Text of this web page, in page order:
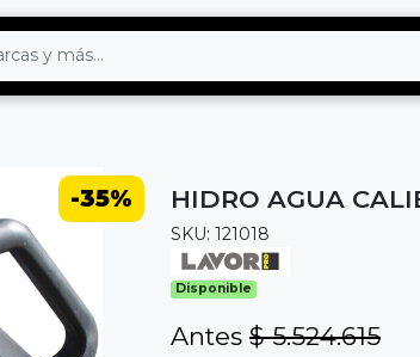
-35% HIDRO AGUA
SKU: 121018
Disponible
Antes $ 5.524.615